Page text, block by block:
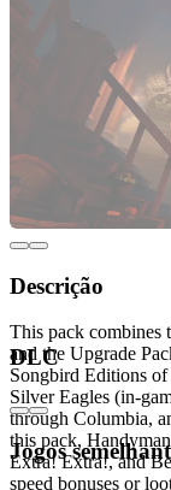
Descrição
This pack combines
and the Upgrade
Songbird Editions
Silver Eagles (in-
through Columbia,
this pack,
Extra! Extra!, and
speed bonuses or
DLC
Jogos